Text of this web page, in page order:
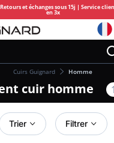
et échanges sous 15j | Service
en 3x
Cuirs Guignard Homme
cuir homme
Trier Filtrer